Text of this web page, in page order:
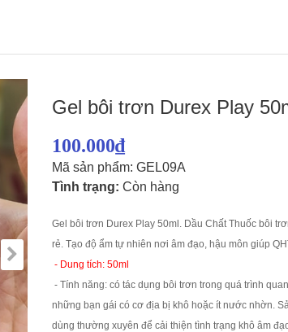
Gel bôi trơn Durex Play
100.000₫
Mã sản phẩm: GEL09A
Tình trạng: Còn hàng
Gel bôi trơn Durex Play 50ml. Dầu Chất Thuốc bôi
rẻ. Tạo độ ẩm tự nhiên nơi âm đạo, hậu môn giúp
- Dung tích: 50ml
- Tính năng: có tác dụng bôi trơn trong quá trình
những bạn gái có cơ địa bị khô hoặc ít nước nhờn.
dùng thường xuyên để cải thiện tình trạng khô âm